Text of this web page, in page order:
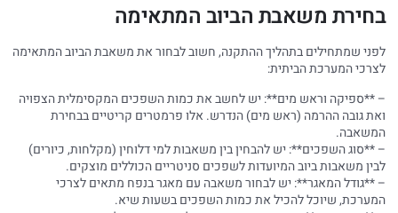
בחירת משאבת הביוב המתאימה
לפני שמתחילים בתהליך ההתקנה, חשוב לבחור את משאבת הביוב המתאימה
לצרכי המערכת הביתית:
– **ספיקה וראש מים**: יש לחשב את כמות השפכים המקסימלית הצפויה
ואת גובה ההרמה (ראש מים) הנדרש. אלו פרמטרים קריטיים בבחירת
המשאבה.
– **סוג השפכים**: יש להבחין בין משאבות למי דלוחין (מקלחות, כיורים)
לבין משאבות ביוב המיועדות לשפכים סניטריים הכוללים מוצקים.
– **גודל המאגר**: יש לבחור משאבה עם מאגר בנפח מתאים לצרכי
המערכת, שיוכל להכיל את כמות השפכים בשעות שיא.